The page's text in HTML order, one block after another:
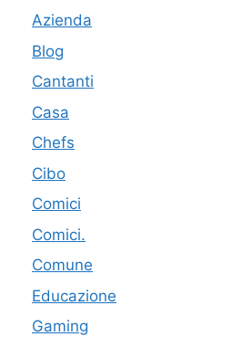
Azienda
Blog
Cantanti
Casa
Chefs
Cibo
Comici
Comici.
Comune
Educazione
Gaming